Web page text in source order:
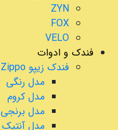
ZYN
FOX
VELO
فندک و ادوات
فندک زیپو Zippo
مدل رنگی
مدل کروم
مدل برنجی
مدل آنتیک